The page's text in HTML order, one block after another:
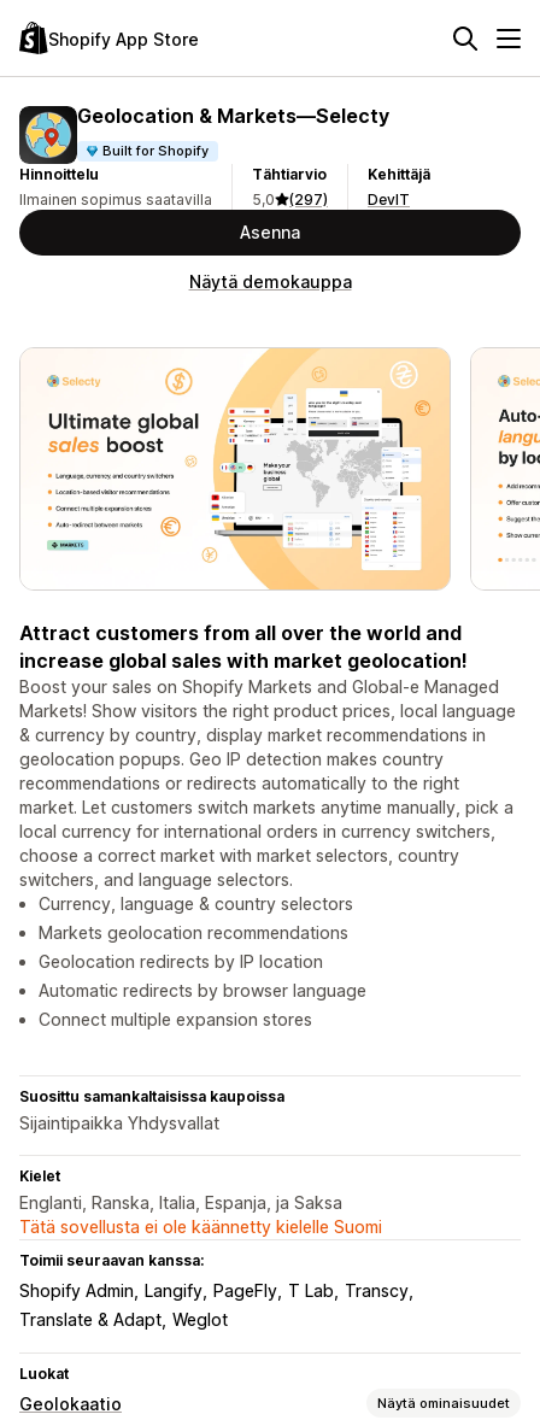
Shopify App Store
Geolocation & Markets—Selecty
Built for Shopify
Hinnoittelu
Ilmainen sopimus saatavilla
Tähtiarvio
5,0
(297)
Kehittäjä
DevIT
Asenna
Näytä demokauppa
Attract customers from all over the world and
increase global sales with market geolocation!
Boost your sales on Shopify Markets and Global-e Managed
Markets! Show visitors the right product prices, local language
& currency by country, display market recommendations in
geolocation popups. Geo IP detection makes country
recommendations or redirects automatically to the right
market. Let customers switch markets anytime manually, pick a
local currency for international orders in currency switchers,
choose a correct market with market selectors, country
switchers, and language selectors.
Currency, language & country selectors
Markets geolocation recommendations
Geolocation redirects by IP location
Automatic redirects by browser language
Connect multiple expansion stores
Suosittu samankaltaisissa kaupoissa
Sijaintipaikka Yhdysvallat
Kielet
Englanti, Ranska, Italia, Espanja, ja Saksa
Tätä sovellusta ei ole käännetty kielelle Suomi
Toimii seuraavan kanssa:
Shopify Admin Langify PageFly T Lab
Transcy
Translate & Adapt Weglot
Luokat
Geolokaatio Näytä ominaisuudet